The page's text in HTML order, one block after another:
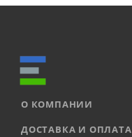
О КОМПАНИИ
ДОСТАВКА И ОПЛАТА